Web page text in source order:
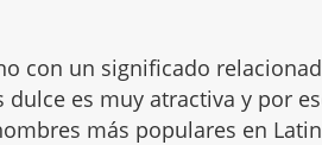
con un significado
dulce es muy atractiva y por
más populares en